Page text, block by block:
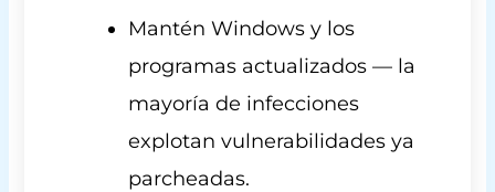
Mantén Windows y los
programas actualizados — la
mayoría de infecciones
explotan vulnerabilidades ya
parcheadas.